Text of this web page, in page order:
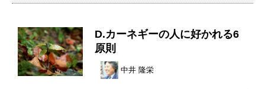
D.カーネギーの人に好かれる6
原則
中井 隆栄